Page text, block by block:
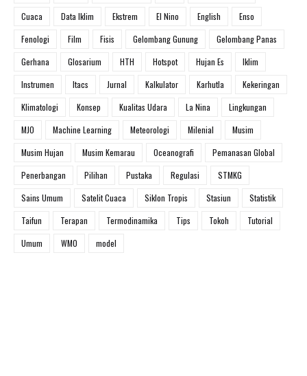
Cuaca
Data Iklim Ekstrem El Nino English
Enso
Fenologi
Film Fisis Gelombang Gunung
Gelombang Panas
Gerhana
Glosarium HTH Hotspot Hujan Es
Iklim
Instrumen
Itacs Jurnal Kalkulator Karhutla
Kekeringan
Klimatologi
Konsep Kualitas Udara La Nina
Lingkungan
MJO
Machine Learning Meteorologi Milenial
Musim
Musim Hujan
Musim Kemarau Oceanografi
Pemanasan Global
Penerbangan
Pilihan Pustaka Regulasi
STMKG
Sains Umum
Satelit Cuaca Siklon Tropis Stasiun
Statistik
Taifun
Terapan Termodinamika Tips Tokoh
Tutorial
Umum
WMO model